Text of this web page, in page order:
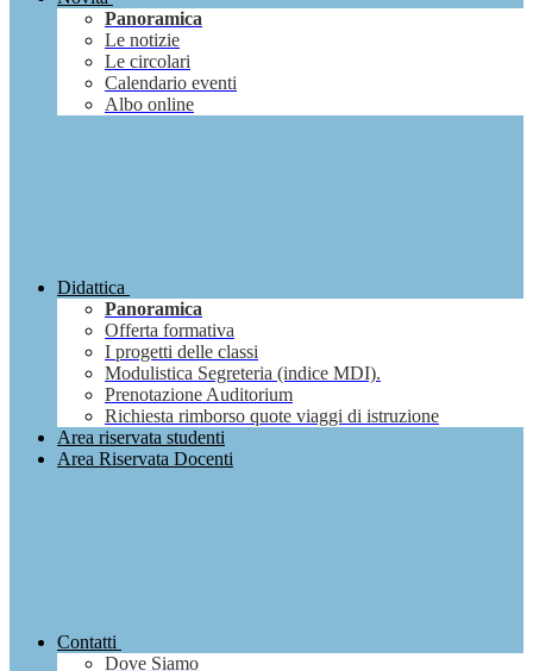
Panoramica
Le notizie
Le circolari
Calendario eventi
Albo online
Didattica
Panoramica
Offerta formativa
I progetti delle classi
Modulistica Segreteria (indice MDI).
Prenotazione Auditorium
Richiesta rimborso quote viaggi di istruzione
Area riservata studenti
Area Riservata Docenti
Contatti
Dove Siamo